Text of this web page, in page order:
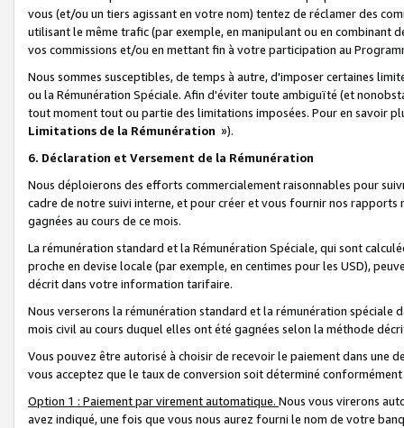
vous (et/ou un tiers agissant en votre nom) tentez de réclamer des
utilisant le même trafic (par exemple, en manipulant ou en combinant
vos commissions et/ou en mettant fin à votre participation au
Nous sommes susceptibles, de temps à autre, d'imposer certaines
ou la Rémunération Spéciale. Afin d'éviter toute ambiguïté (et
tout moment tout ou partie des limitations imposées. Pour en savoir
Limitations de la Rémunération »).
6. Déclaration et Versement de la Rémunération
Nous déploierons des efforts commercialement raisonnables pour
cadre de notre suivi interne, et pour créer et vous fournir nos
gagnées au cours de ce mois.
La rémunération standard et la Rémunération Spéciale, qui sont
proche en devise locale (par exemple, en centimes pour les USD),
décrit dans votre information tarifaire.
Nous verserons la rémunération standard et la rémunération spéciale
mois civil au cours duquel elles ont été gagnées selon la méthode
Vous pouvez être autorisé à choisir de recevoir le paiement dans une
vous acceptez que le taux de conversion soit déterminé
Option 1 : Paiement par virement automatique. Nous vous virerons
avez indiqué, une fois que vous nous aurez fourni le nom de votre